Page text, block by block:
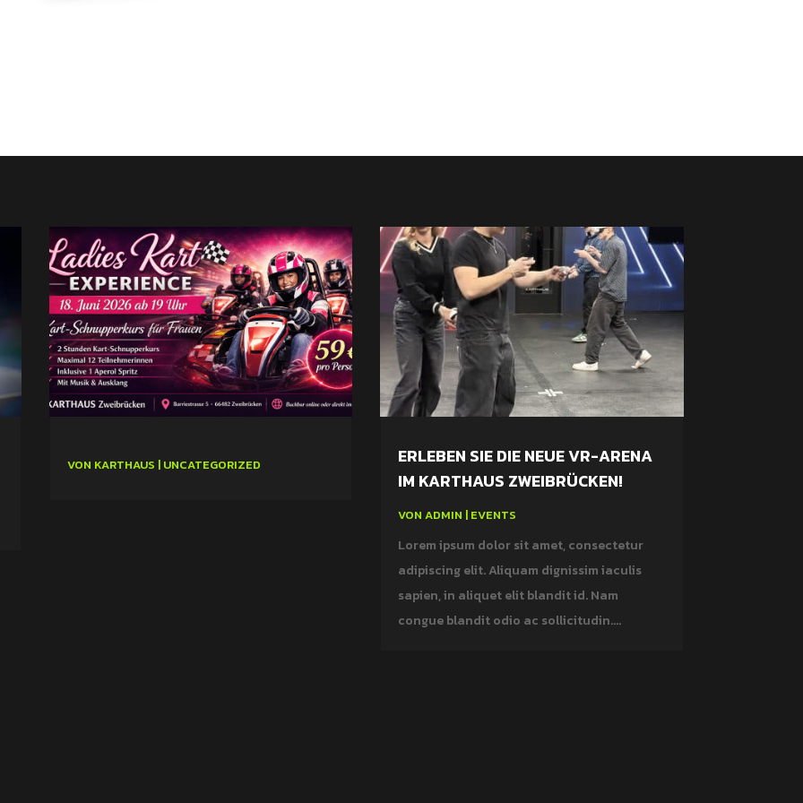
VON KARTHAUS | UNCATEGORIZED
ERLEBEN SIE DIE NEUE VR-ARENA
IM KARTHAUS ZWEIBRÜCKEN!
VON ADMIN | EVENTS
Lorem ipsum dolor sit amet, consectetur
adipiscing elit. Aliquam dignissim iaculis
sapien, in aliquet elit blandit id. Nam
congue blandit odio ac sollicitudin....